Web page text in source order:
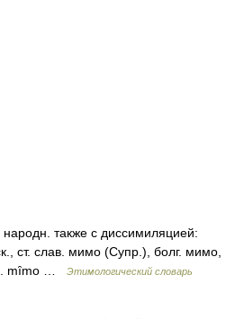
также с диссимиляцией:
ст. слав. мимо (Супр.), болг. мимо,
mȋmo …
Этимологический словарь